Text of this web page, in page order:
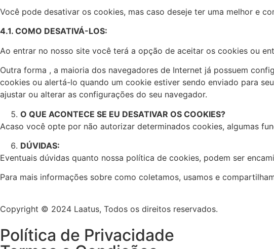
Você pode desativar os cookies, mas caso deseje ter uma melhor e
4.1. COMO DESATIVÁ-LOS:
Ao entrar no nosso site você terá a opção de aceitar os cookies ou
Outra forma , a maioria dos navegadores de Internet já possuem
cookies ou alertá-lo quando um cookie estiver sendo enviado para
ajustar ou alterar as configurações do seu navegador.
O QUE ACONTECE SE EU DESATIVAR OS COOKIES?
Acaso você opte por não autorizar determinados cookies, algumas
DÚVIDAS:
Eventuais dúvidas quanto nossa política de cookies, podem ser
Para mais informações sobre como coletamos, usamos e
Copyright © 2024 Laatus, Todos os direitos reservados.
Política de Privacidade